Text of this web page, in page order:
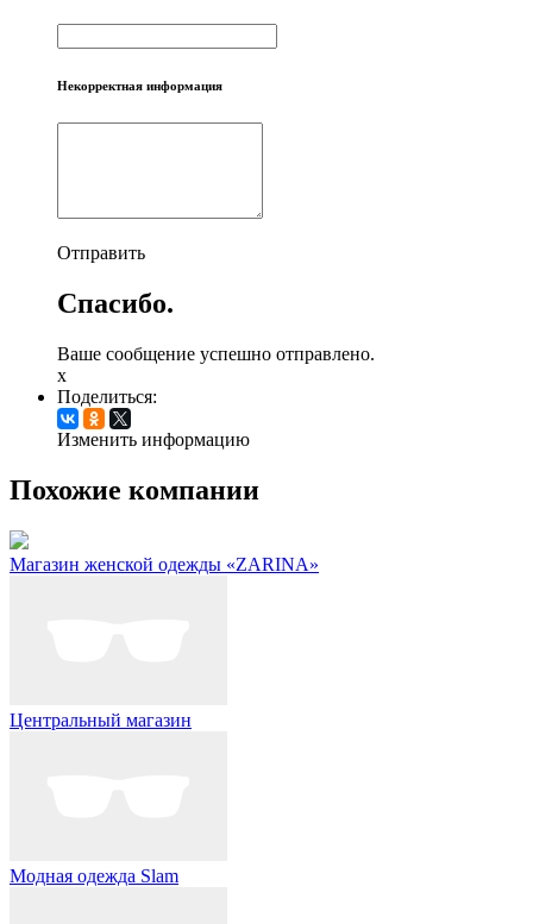
Некорректная информация
Отправить
Спасибо.
Ваше сообщение успешно отправлено.
x
Поделиться:
Изменить информацию
Похожие компании
Магазин женской одежды «ZARINA»
Центральный магазин
Модная одежда Slam